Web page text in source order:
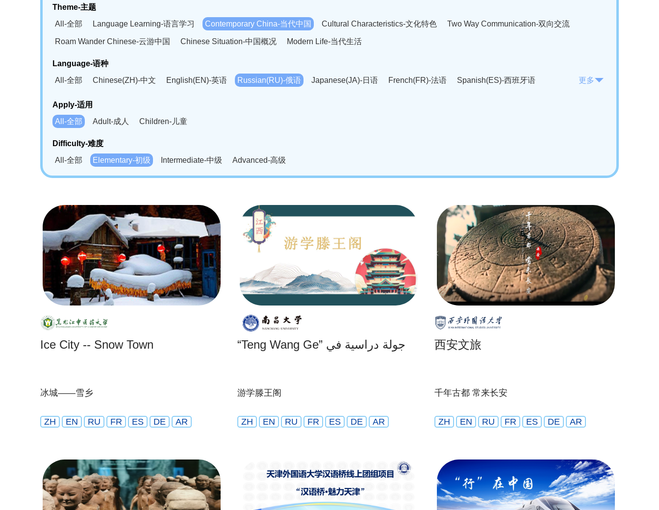
Theme-主题
All-全部
Language Learning-语言学习 Contemporary China-当代中国 Cultural Characteristics-文化特色 Two Way Communication-双向交流
Roam Wander Chinese-云游中国 Chinese Situation-中国概况 Modern Life-当代生活
Language-语种
All-全部
Chinese(ZH)-中文 English(EN)-英语 Russian(RU)-俄语 Japanese(JA)-日语 French(FR)-法语
Spanish(ES)-西班牙语
Bahasa Melayu(MS)-马来语
Swahili(SW)-斯瓦西里语
Kampuchea(KH)-柬埔寨语
更多
Apply-适用
All-全部
Adult-成人 Children-儿童
Difficulty-难度
All-全部
Elementary-初级 Intermediate-中级 Advanced-高级
Ice City -- Snow Town
冰城——雪乡
ZH EN RU FR ES DE AR
“Teng Wang Ge” جولة دراسية في
游学滕王阁
ZH EN RU FR ES DE AR
西安文旅
千年古都 常来长安
ZH EN RU FR ES DE AR